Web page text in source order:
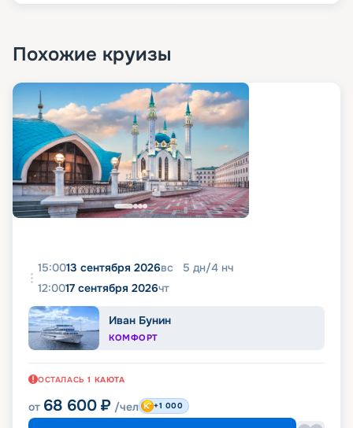
Похожие круизы
15:0013 сентября 2026вс 5 дн/4 нч
12:0017 сентября 2026чт
Иван Бунин
КОМФОРТ
ОСТАЛАСЬ 1 КАЮТА
от 68 600 ₽ /чел +1 000